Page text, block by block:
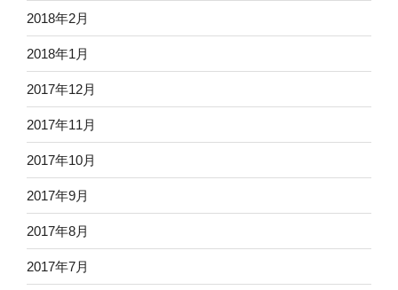
2018年2月
2018年1月
2017年12月
2017年11月
2017年10月
2017年9月
2017年8月
2017年7月